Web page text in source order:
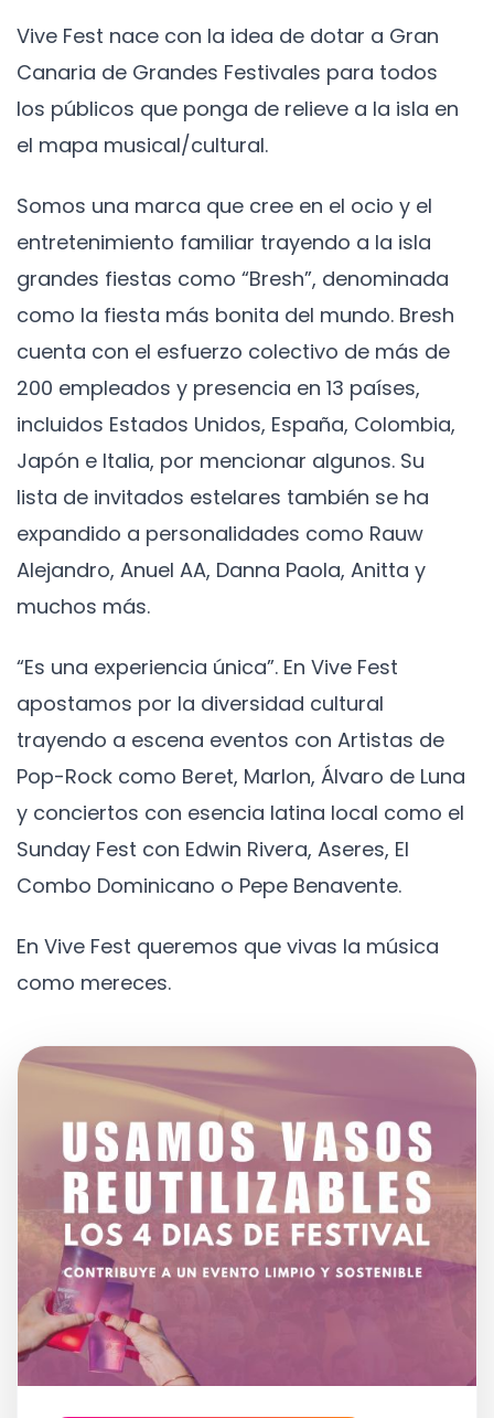
Vive Fest nace con la idea de dotar a Gran
Canaria de Grandes Festivales para todos
los públicos que ponga de relieve a la isla en
el mapa musical/cultural.
Somos una marca que cree en el ocio y el
entretenimiento familiar trayendo a la isla
grandes fiestas como “Bresh”, denominada
como la fiesta más bonita del mundo. Bresh
cuenta con el esfuerzo colectivo de más de
200 empleados y presencia en 13 países,
incluidos Estados Unidos, España, Colombia,
Japón e Italia, por mencionar algunos. Su
lista de invitados estelares también se ha
expandido a personalidades como Rauw
Alejandro, Anuel AA, Danna Paola, Anitta y
muchos más.
“Es una experiencia única”. En Vive Fest
apostamos por la diversidad cultural
trayendo a escena eventos con Artistas de
Pop-Rock como Beret, Marlon, Álvaro de Luna
y conciertos con esencia latina local como el
Sunday Fest con Edwin Rivera, Aseres, El
Combo Dominicano o Pepe Benavente.
En Vive Fest queremos que vivas la música
como mereces.